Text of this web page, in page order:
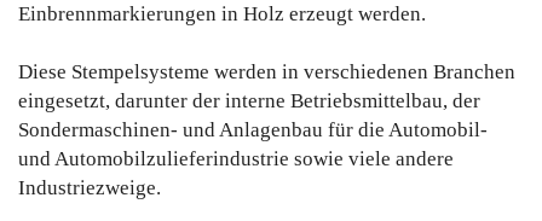
Einbrennmarkierungen in Holz erzeugt werden.
Diese Stempelsysteme werden in verschiedenen Branchen
eingesetzt, darunter der interne Betriebsmittelbau, der
Sondermaschinen- und Anlagenbau für die Automobil-
und Automobilzulieferindustrie sowie viele andere
Industriezweige.